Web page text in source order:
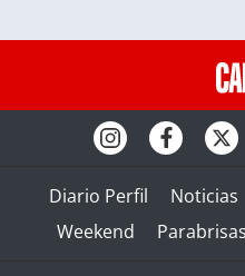
Diario Perfil Noticias
Weekend
Parabrisas